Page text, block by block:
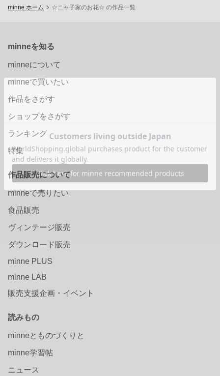
minne ホーム ☆ニャ子家のお花☆ の作品一覧
minneを知る
minneについて
minneで買いたい
作品をさがす
ショップをさがす
ランキング
特集
作品販売について
minneで売りたい
食品販売
ヴィンテージ販売
ダウンロード販売
minne PLUS
minne LAB
販売支援企画・イベント
読みもの
minneとものづくりと
minne学習帖
ニュース